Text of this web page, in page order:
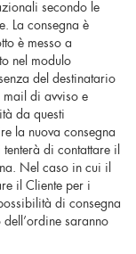
secondo le
La consegna è
è messo a
nel modulo
del destinatario
mail di avviso e
da questi
la nuova consegna
di contattare il
Nel caso in cui il
il Cliente per i
di consegna
saranno